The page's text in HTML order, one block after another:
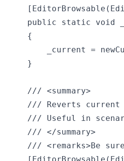
public static void
    {
_current =
    }
    /// <summary>
/// Reverts
/// Useful in
    /// </summary>
/// <remarks>Be